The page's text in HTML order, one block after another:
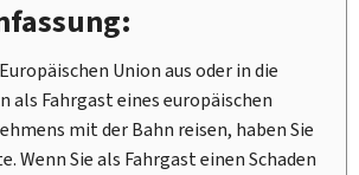
Union aus oder in die
als Fahrgast eines europäischen
mit der Bahn reisen, haben Sie
Wenn Sie als Fahrgast einen Schaden